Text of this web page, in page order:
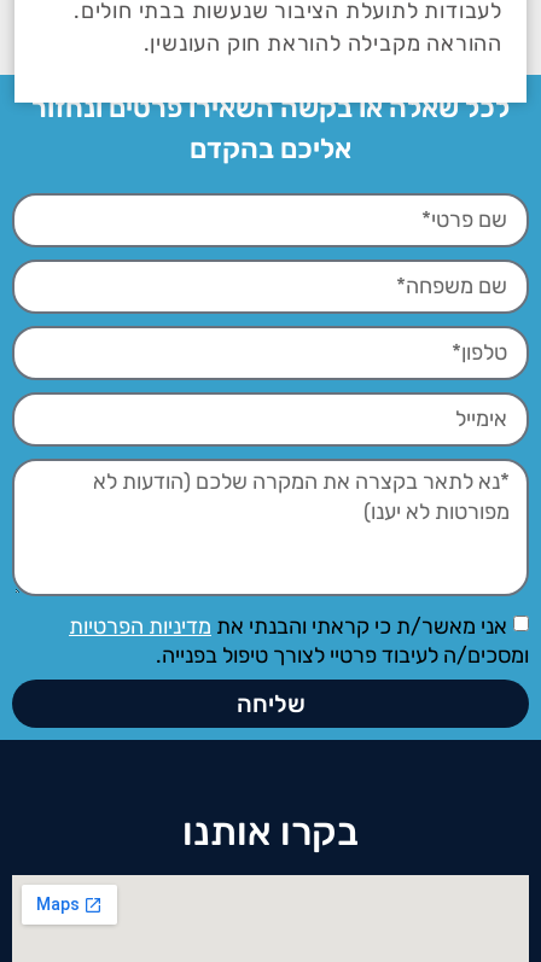
לעבודות לתועלת הציבור שנעשות בבתי חולים.
ההוראה מקבילה להוראת חוק העונשין.
לכל שאלה או בקשה השאירו פרטים ונחזור
אליכם בהקדם
אני מאשר/ת כי קראתי והבנתי את מדיניות הפרטיות
ומסכים/ה לעיבוד פרטיי לצורך טיפול בפנייה.
שליחה
בקרו אותנו